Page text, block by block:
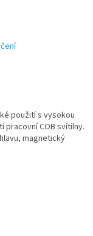
použití s vysokou
COB svítilny.
magnetický